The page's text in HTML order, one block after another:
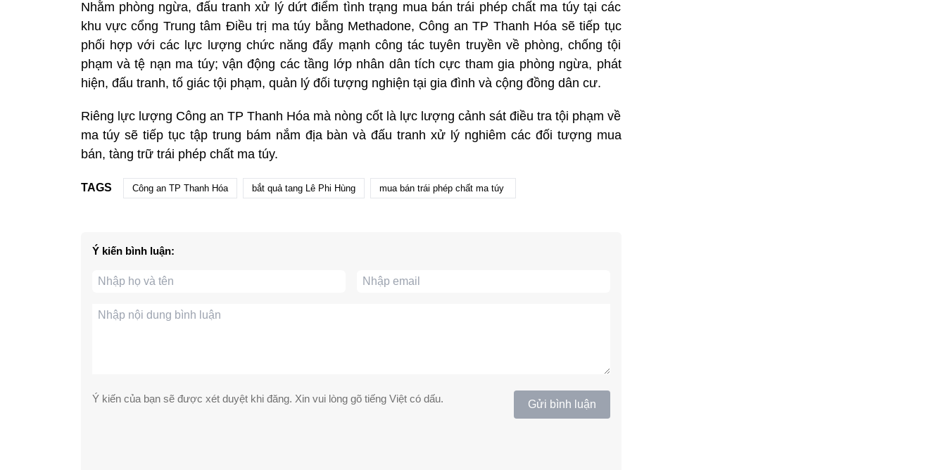
Nhằm phòng ngừa, đấu tranh xử lý dứt điểm tình trạng mua bán trái phép chất ma túy tại các
khu vực cổng Trung tâm Điều trị ma túy bằng Methadone, Công an TP Thanh Hóa sẽ tiếp tục
phối hợp với các lực lượng chức năng đẩy mạnh công tác tuyên truyền về phòng, chống tội
phạm và tệ nạn ma túy; vận động các tầng lớp nhân dân tích cực tham gia phòng ngừa, phát
hiện, đấu tranh, tố giác tội phạm, quản lý đối tượng nghiện tại gia đình và cộng đồng dân cư.
Riêng lực lượng Công an TP Thanh Hóa mà nòng cốt là lực lượng cảnh sát điều tra tội phạm về
ma túy sẽ tiếp tục tập trung bám nắm địa bàn và đấu tranh xử lý nghiêm các đối tượng mua
bán, tàng trữ trái phép chất ma túy.
TAGS Công an TP Thanh Hóa bắt quả tang Lê Phi Hùng mua bán trái phép chất ma túy ​
Ý kiến bình luận:
Ý kiến của bạn sẽ được xét duyệt khi đăng. Xin vui lòng gõ tiếng Việt có dấu. Gửi bình luận